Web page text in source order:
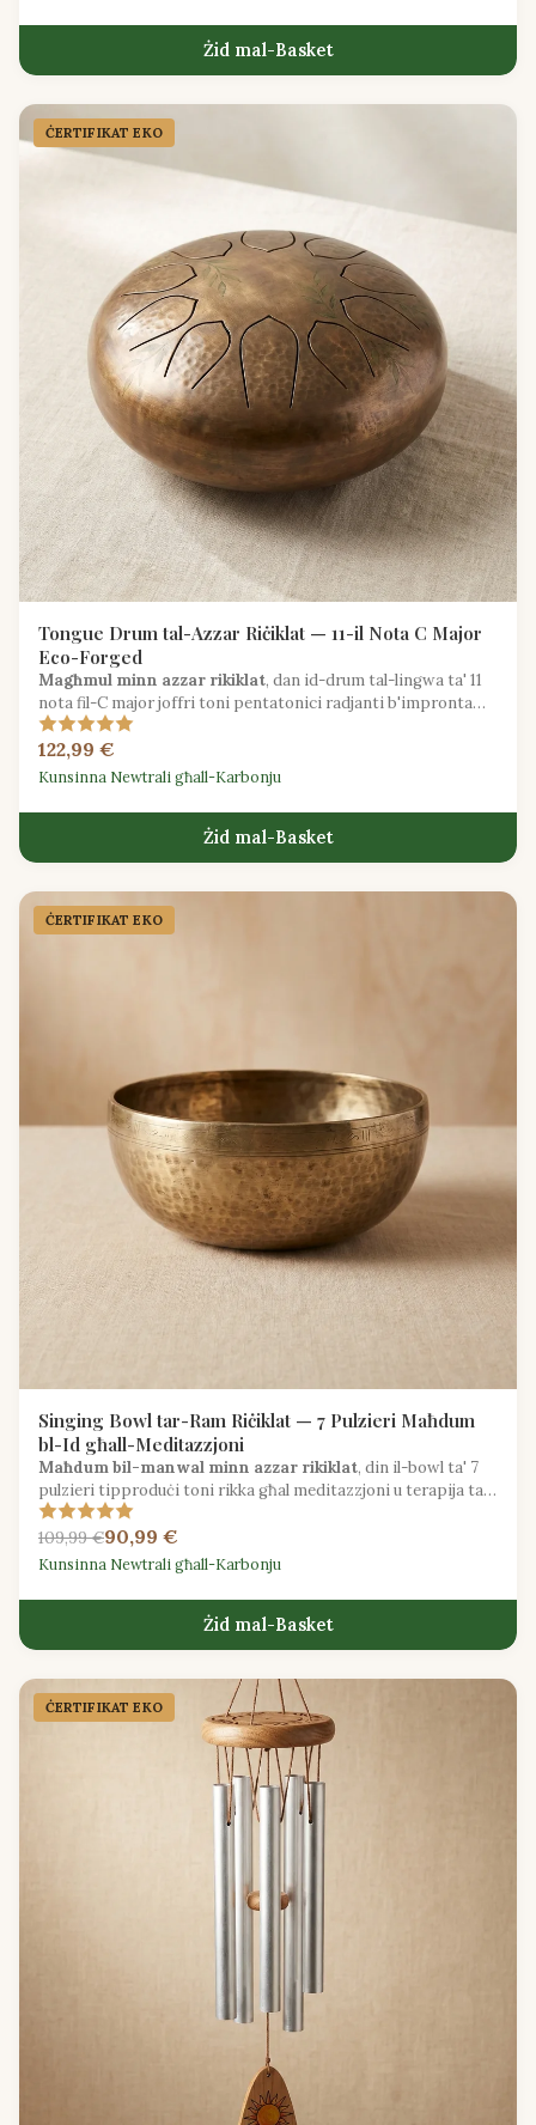
Żid mal-Basket
ĊERTIFIKAT EKO
Tongue Drum tal-Azzar Riċiklat — 11-il Nota C Major
Eco-Forged
Magħmul minn azzar rikiklat, dan id-drum tal-lingwa ta' 11
nota fil-C major joffri toni pentatonici radjanti b'impronta
ambjentali mnaqqsa.
122,99 €
Kunsinna Newtrali għall-Karbonju
Żid mal-Basket
ĊERTIFIKAT EKO
Singing Bowl tar-Ram Riċiklat — 7 Pulzieri Maħdum
bl-Id għall-Meditazzjoni
Maħdum bil-manwal minn azzar rikiklat, din il-bowl ta' 7
pulzieri tipproduċi toni rikka għal meditazzjoni u terapija tal-
ħoss b'ruħ sostenibbli.
109,99 €90,99 €
Kunsinna Newtrali għall-Karbonju
Żid mal-Basket
ĊERTIFIKAT EKO